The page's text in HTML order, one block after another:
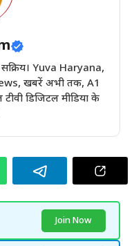
सक्रिय। Yuva Haryana,
खबरें अभी तक, A1
डिजिटल मीडिया के
Join Now